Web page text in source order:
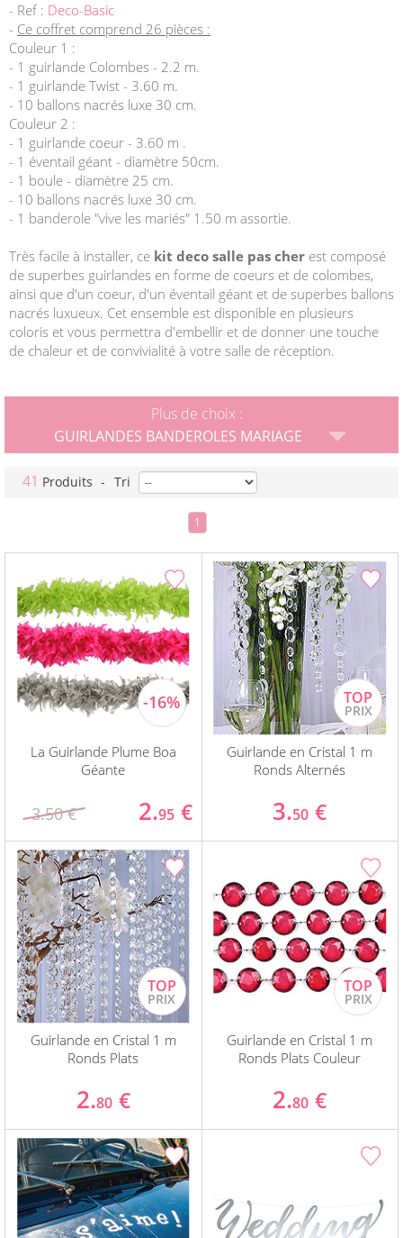
- Ref : Deco-Basic
- Ce coffret comprend 26 pièces :
Couleur 1 :
- 1 guirlande Colombes - 2.2 m.
- 1 guirlande Twist - 3.60 m.
- 10 ballons nacrés luxe 30 cm.
Couleur 2 :
- 1 guirlande coeur - 3.60 m .
- 1 éventail géant - diamètre 50cm.
- 1 boule - diamètre 25 cm.
- 10 ballons nacrés luxe 30 cm.
- 1 banderole "vive les mariés" 1.50 m assortie.
Très facile à installer, ce kit deco salle pas cher est composé
de superbes guirlandes en forme de coeurs et de colombes,
ainsi que d'un coeur, d'un éventail géant et de superbes ballons
nacrés luxueux. Cet ensemble est disponible en plusieurs
coloris et vous permettra d'embellir et de donner une touche
de chaleur et de convivialité à votre salle de réception.
Plus de choix :
GUIRLANDES BANDEROLES MARIAGE
41 Produits - Tri
1
La Guirlande Plume Boa
Géante
3.50 € 2.95 €
Guirlande en Cristal 1 m
Ronds Alternés
3.50 €
Guirlande en Cristal 1 m
Ronds Plats
2.80 €
Guirlande en Cristal 1 m
Ronds Plats Couleur
2.80 €